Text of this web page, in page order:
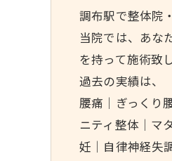
調布駅で整体院
当院では、あな
を持って施術致
過去の実績は、
腰痛｜ぎっくり
ニティ整体｜マ
妊｜自律神経失